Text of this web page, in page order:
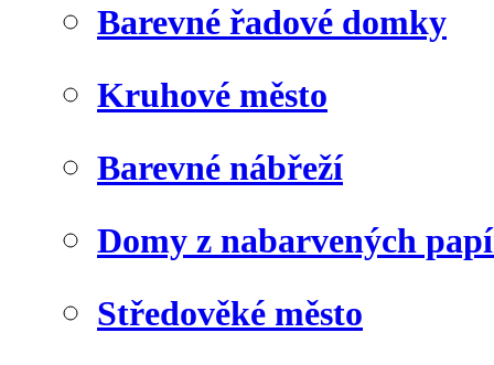
Barevné řadové domky
Kruhové město
Barevné nábřeží
Domy z nabarvených
Středověké město